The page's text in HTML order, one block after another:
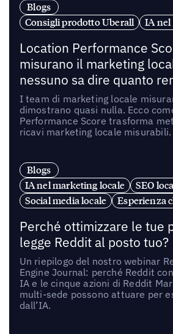
Blogs
Consigli prodotto Uberall
IA nel
Location Performance
misurano il marketing
nessuno sa dire quanto
I team di marketing locale
dimostrano quasi nulla. Ecco
Performance Score trasforma
ricavi marketing locale misurabili.
Blogs
IA nel marketing locale
SEO
Social media locale
Esperienza
Perché ottimizzare le tue
legge Reddit al posto tuo?
Un riepilogo del nostro webinar
Engine Journal: perché Reddit
IA e le cinque azioni di Reddit
multi-sede possono attuare per
dall’IA.